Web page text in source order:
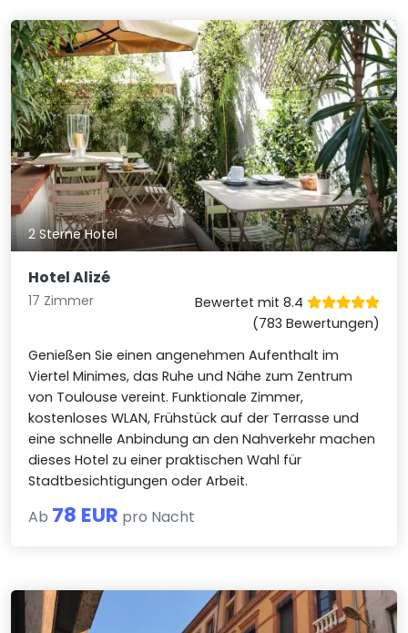
2 Sterne Hotel
Hotel Alizé
17 Zimmer
Bewertet mit 8.4
(783 Bewertungen)
Genießen Sie einen angenehmen Aufenthalt im
Viertel Minimes, das Ruhe und Nähe zum Zentrum
von Toulouse vereint. Funktionale Zimmer,
kostenloses WLAN, Frühstück auf der Terrasse und
eine schnelle Anbindung an den Nahverkehr machen
dieses Hotel zu einer praktischen Wahl für
Stadtbesichtigungen oder Arbeit.
Ab 78 EUR pro Nacht